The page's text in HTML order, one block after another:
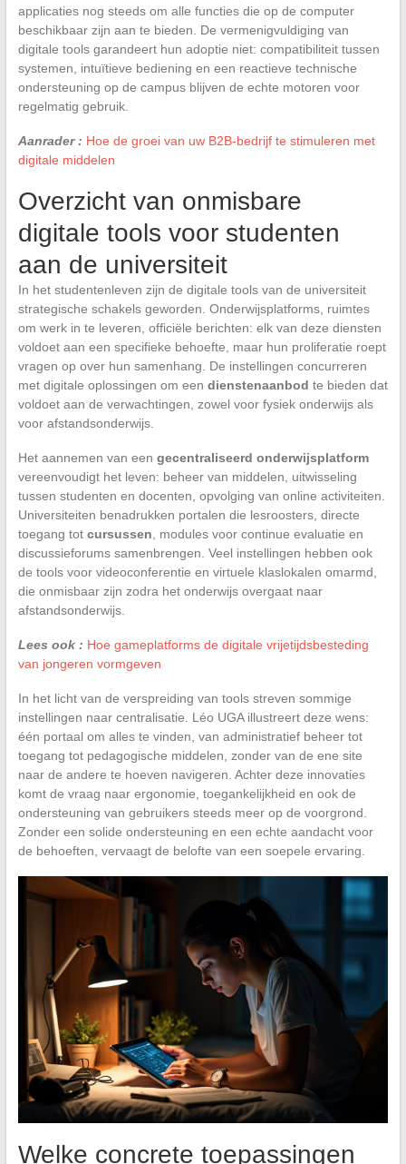
applicaties nog steeds om alle functies die op de computer
beschikbaar zijn aan te bieden. De vermenigvuldiging van
digitale tools garandeert hun adoptie niet: compatibiliteit tussen
systemen, intuïtieve bediening en een reactieve technische
ondersteuning op de campus blijven de echte motoren voor
regelmatig gebruik.
Aanrader : Hoe de groei van uw B2B-bedrijf te stimuleren met
digitale middelen
Overzicht van onmisbare
digitale tools voor studenten
aan de universiteit
In het studentenleven zijn de digitale tools van de universiteit
strategische schakels geworden. Onderwijsplatforms, ruimtes
om werk in te leveren, officiële berichten: elk van deze diensten
voldoet aan een specifieke behoefte, maar hun proliferatie roept
vragen op over hun samenhang. De instellingen concurreren
met digitale oplossingen om een dienstenaanbod te bieden dat
voldoet aan de verwachtingen, zowel voor fysiek onderwijs als
voor afstandsonderwijs.
Het aannemen van een gecentraliseerd onderwijsplatform
vereenvoudigt het leven: beheer van middelen, uitwisseling
tussen studenten en docenten, opvolging van online activiteiten.
Universiteiten benadrukken portalen die lesroosters, directe
toegang tot cursussen , modules voor continue evaluatie en
discussieforums samenbrengen. Veel instellingen hebben ook
de tools voor videoconferentie en virtuele klaslokalen omarmd,
die onmisbaar zijn zodra het onderwijs overgaat naar
afstandsonderwijs.
Lees ook : Hoe gameplatforms de digitale vrijetijdsbesteding
van jongeren vormgeven
In het licht van de verspreiding van tools streven sommige
instellingen naar centralisatie. Léo UGA illustreert deze wens:
één portaal om alles te vinden, van administratief beheer tot
toegang tot pedagogische middelen, zonder van de ene site
naar de andere te hoeven navigeren. Achter deze innovaties
komt de vraag naar ergonomie, toegankelijkheid en ook de
ondersteuning van gebruikers steeds meer op de voorgrond.
Zonder een solide ondersteuning en een echte aandacht voor
de behoeften, vervaagt de belofte van een soepele ervaring.
Welke concrete toepassingen